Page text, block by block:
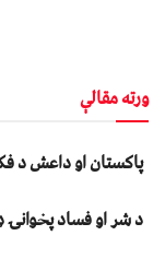
ورته مقالې
پاکستان او داعش د
د شر او فساد